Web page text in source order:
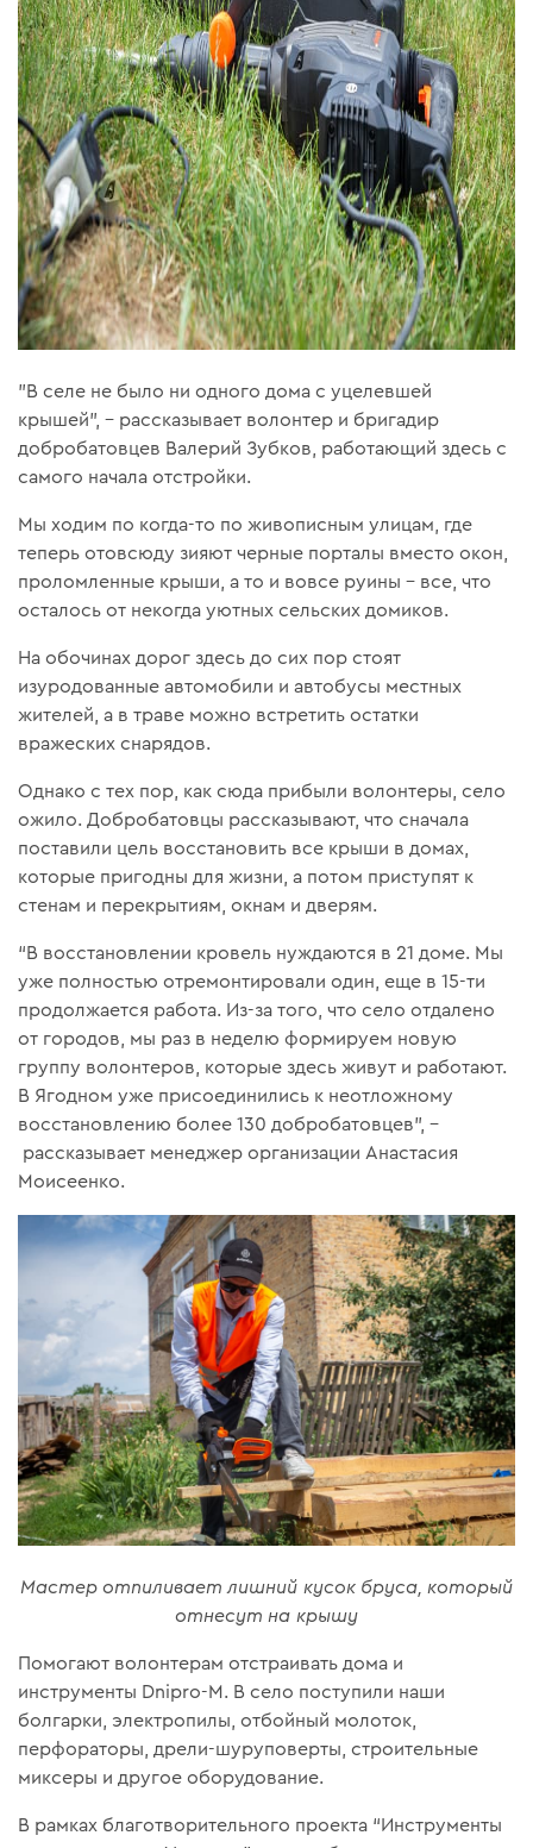
"В селе не было ни одного дома с уцелевшей
крышей", – рассказывает волонтер и бригадир
добробатовцев Валерий Зубков, работающий здесь с
самого начала отстройки.
Мы ходим по когда-то по живописным улицам, где
теперь отовсюду зияют черные порталы вместо окон,
проломленные крыши, а то и вовсе руины – все, что
осталось от некогда уютных сельских домиков.
На обочинах дорог здесь до сих пор стоят
изуродованные автомобили и автобусы местных
жителей, а в траве можно встретить остатки
вражеских снарядов.
Однако с тех пор, как сюда прибыли волонтеры, село
ожило. Добробатовцы рассказывают, что сначала
поставили цель восстановить все крыши в домах,
которые пригодны для жизни, а потом приступят к
стенам и перекрытиям, окнам и дверям.
“В восстановлении кровель нуждаются в 21 доме. Мы
уже полностью отремонтировали один, еще в 15-ти
продолжается работа. Из-за того, что село отдалено
от городов, мы раз в неделю формируем новую
группу волонтеров, которые здесь живут и работают.
В Ягодном уже присоединились к неотложному
восстановлению более 130 добробатовцев”, –
рассказывает менеджер организации Анастасия
Моисеенко.
Мастер отпиливает лишний кусок бруса, который
отнесут на крышу
Помогают волонтерам отстраивать дома и
инструменты Dnipro-M. В село поступили наши
болгарки, электропилы, отбойный молоток,
перфораторы, дрели-шуруповерты, строительные
миксеры и другое оборудование.
В рамках благотворительного проекта “Инструменты